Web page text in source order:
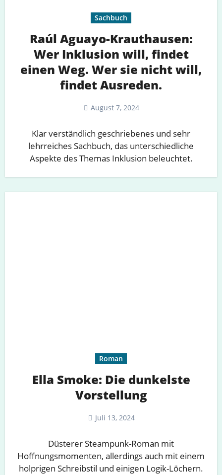
Sachbuch
Raúl Aguayo-Krauthausen:
Wer Inklusion will, findet
einen Weg. Wer sie nicht will,
findet Ausreden.
August 7, 2024
Klar verständlich geschriebenes und sehr
lehrreiches Sachbuch, das unterschiedliche
Aspekte des Themas Inklusion beleuchtet.
Roman
Ella Smoke: Die dunkelste
Vorstellung
Juli 13, 2024
Düsterer Steampunk-Roman mit
Hoffnungsmomenten, allerdings auch mit einem
holprigen Schreibstil und einigen Logik-Löchern.